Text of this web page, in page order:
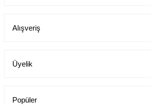
Alışveriş
Üyelik
Popüler